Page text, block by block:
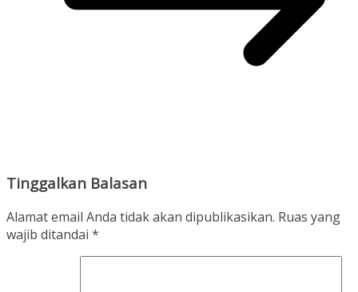
Tinggalkan Balasan
Alamat email Anda tidak akan dipublikasikan. Ruas yang
wajib ditandai *